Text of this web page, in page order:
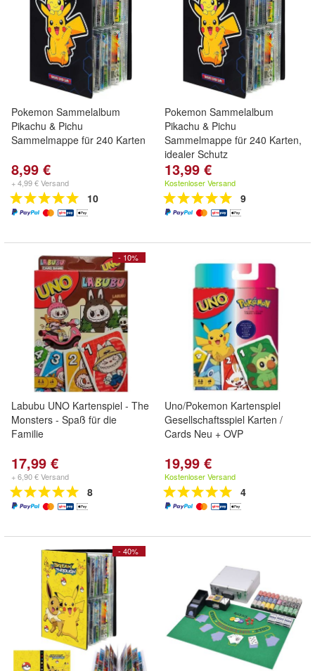
Pokemon Sammelalbum
Pikachu & Pichu
Sammelmappe für 240 Karten
8,99 €
+ 4,99 € Versand
10
Pokemon Sammelalbum
Pikachu & Pichu
Sammelmappe für 240 Karten,
idealer Schutz
13,99 €
Kostenloser Versand
9
- 10%
Labubu UNO Kartenspiel - The
Monsters - Spaß für die
Familie
17,99 €
+ 6,90 € Versand
8
Uno/Pokemon Kartenspiel
Gesellschaftsspiel Karten /
Cards Neu + OVP
19,99 €
Kostenloser Versand
4
- 40%